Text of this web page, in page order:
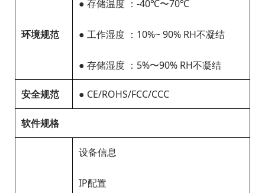
环境规范
● 存储温度 ：-40℃〜70℃
● 工作湿度 ：10%~ 90% RH不凝结
● 存储湿度 ：5%〜90% RH不凝结
安全规范 ● CE/ROHS/FCC/CCC
软件规格
设备信息
IP配置